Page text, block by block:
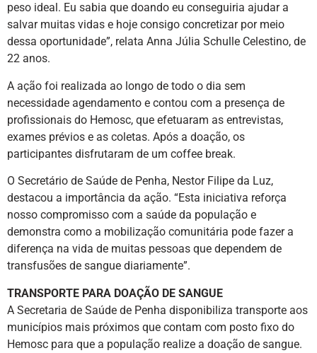
peso ideal. Eu sabia que doando eu conseguiria ajudar a
salvar muitas vidas e hoje consigo concretizar por meio
dessa oportunidade”, relata Anna Júlia Schulle Celestino, de
22 anos.
A ação foi realizada ao longo de todo o dia sem
necessidade agendamento e contou com a presença de
profissionais do Hemosc, que efetuaram as entrevistas,
exames prévios e as coletas. Após a doação, os
participantes disfrutaram de um coffee break.
O Secretário de Saúde de Penha, Nestor Filipe da Luz,
destacou a importância da ação. “Esta iniciativa reforça
nosso compromisso com a saúde da população e
demonstra como a mobilização comunitária pode fazer a
diferença na vida de muitas pessoas que dependem de
transfusões de sangue diariamente”.
TRANSPORTE PARA DOAÇÃO DE SANGUE
A Secretaria de Saúde de Penha disponibiliza transporte aos
municípios mais próximos que contam com posto fixo do
Hemosc para que a população realize a doação de sangue.